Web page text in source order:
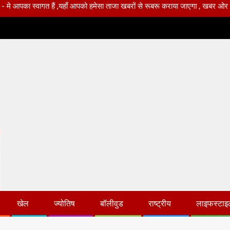
हैं ,यहाँ आपको हमेसा ताजा खबरों से रूबरू कराया जाएगा , खबर ओर
खेल ज्योतिष बॉलीवुड राष्ट्रीय